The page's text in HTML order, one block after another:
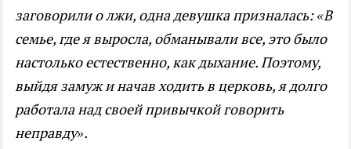
заговорили о лжи, одна девушка призналась: «В
семье, где я выросла, обманывали все, это было
настолько естественно, как дыхание. Поэтому,
выйдя замуж и начав ходить в церковь, я долго
работала над своей привычкой говорить
неправду».